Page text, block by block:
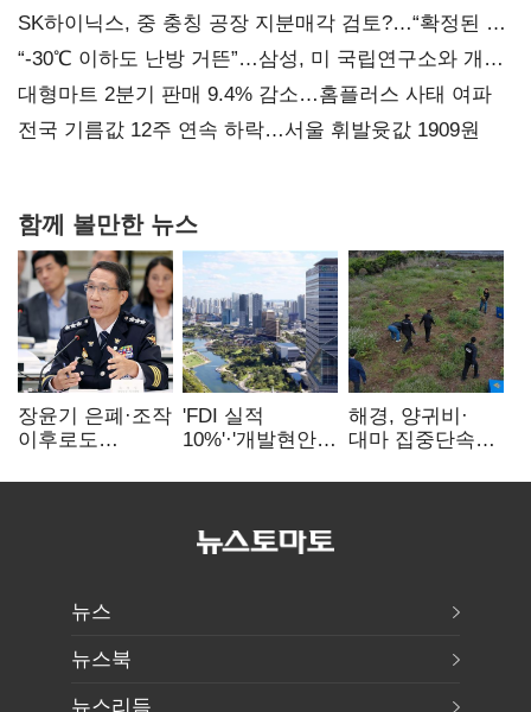
SK하이닉스, 중 충칭 공장 지분매각 검토?…“확정된 바
없어”
“-30℃ 이하도 난방 거뜬”…삼성, 미 국립연구소와 개발
협력
대형마트 2분기 판매 9.4% 감소…홈플러스 사태 여파
전국 기름값 12주 연속 하락…서울 휘발윳값 1909원
함께 볼만한 뉴스
장윤기 은폐·조작
이후로도
내부비위…경찰
'FDI 실적
10%'·'개발현안
인천경제청장
해경, 양귀비·
대마 집중단속…
249명 검거
뉴스
뉴스북
뉴스리듬